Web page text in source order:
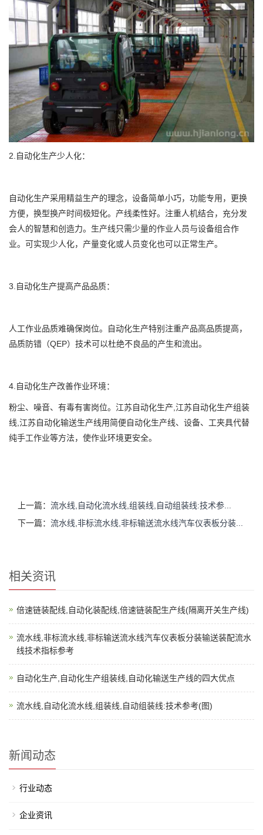
2.自动化生产少人化：
自动化生产采用精益生产的理念，设备简单小巧，功能专用，更换
方便，换型换产时间极短化。产线柔性好。注重人机结合，充分发
会人的智慧和创造力。生产线只需少量的作业人员与设备组合作
业。可实现少人化，产量变化或人员变化也可以正常生产。
3.自动化生产提高产品品质：
人工作业品质难确保岗位。自动化生产特别注重产品高品质提高，
品质防错（QEP）技术可以杜绝不良品的产生和流出。
4.自动化生产改善作业环境：
粉尘、噪音、有毒有害岗位。江苏自动化生产,江苏自动化生产组装
线,江苏自动化输送生产线用简便自动化生产线、设备、工夹具代替
纯手工作业等方法，使作业环境更安全。
上一篇： 流水线,自动化流水线,组装线,自动组装线:技术参...
下一篇： 流水线,非标流水线,非标输送流水线汽车仪表板分装...
相关资讯
倍速链装配线,自动化装配线,倍速链装配生产线(隔离开关生产线)
流水线,非标流水线,非标输送流水线汽车仪表板分装输送装配流水
线技术指标参考
自动化生产,自动化生产组装线,自动化输送生产线的四大优点
流水线,自动化流水线,组装线,自动组装线:技术参考(图)
新闻动态
行业动态
企业资讯